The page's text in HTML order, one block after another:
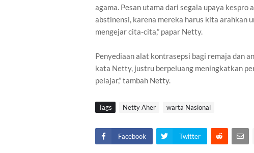
agama. Pesan utama dari segala upaya kespro
abstinensi, karena mereka harus kita arahkan
mengejar cita-cita,” papar Netty.
Penyediaan alat kontrasepsi bagi remaja dan
kata Netty, justru berpeluang meningkatkan
pelajar,” tambah Netty.
Tags Netty Aher warta Nasional
Facebook Twitter